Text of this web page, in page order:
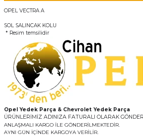
OPEL VECTRA A
SOL SALINCAK KOLU
* Resim temsilidir
Opel Yedek Parça & Chevrolet Yedek Parça
ÜRÜNLERİMİZ ADINIZA FATURALI OLARAK
ANLAŞMALI KARGO İLE GÖNDERİLMEKTEDİR.
AYNI GÜN İÇİNDE KARGOYA VERİLİR.